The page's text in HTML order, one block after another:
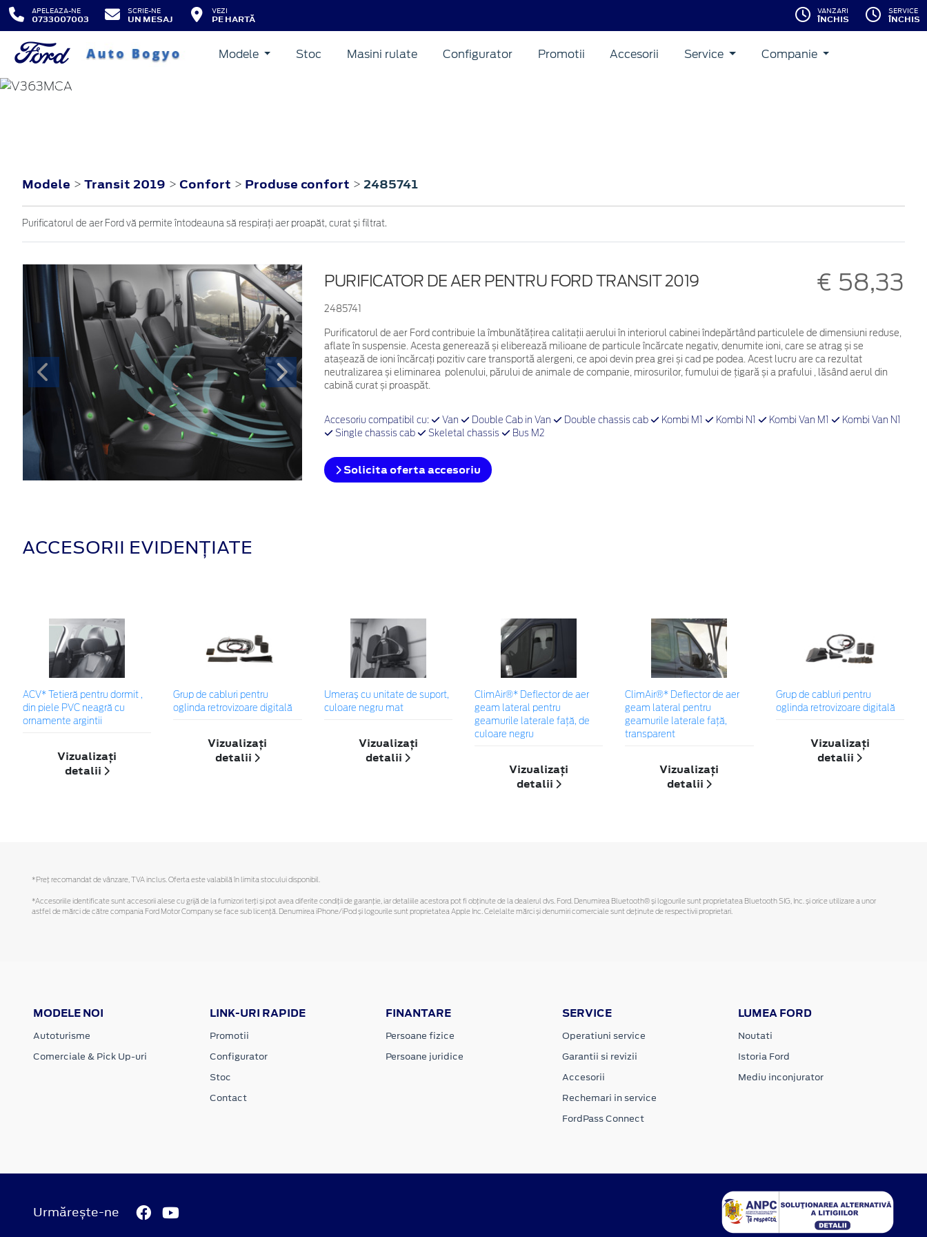
APELEAZA-NE
0733007003
SCRIE-NE
UN MESAJ
VEZI
PE HARTĂ
VANZARI
ÎNCHIS
SERVICE
ÎNCHIS
Modele Stoc Masini rulate Configurator Promotii Accesorii Service Companie
TRANSIT
Modele > Transit 2019 > Confort > Produse confort > 2485741
Purificatorul de aer Ford vă permite întodeauna să respirați aer proapăt, curat și filtrat.
PURIFICATOR DE AER PENTRU FORD TRANSIT 2019
2485741
€ 58,33
Purificatorul de aer Ford contribuie la îmbunătățirea calitații aerului în interiorul cabinei îndepărtând particulele de dimensiuni reduse,
aflate în suspensie. Acesta generează și eliberează milioane de particule încărcate negativ, denumite ioni, care se atrag și se
atașează de ioni încărcați pozitiv care transportă alergeni, ce apoi devin prea grei și cad pe podea. Acest lucru are ca rezultat
neutralizarea și eliminarea polenului, părului de animale de companie, mirosurilor, fumului de țigară și a prafului , lăsând aerul din
cabină curat și proaspăt.
Accesoriu compatibil cu: Van Double Cab in Van Double chassis cab Kombi M1 Kombi N1 Kombi Van M1
Kombi Van N1
Single chassis cab
Skeletal chassis Bus M2
Solicita oferta accesoriu
ACCESORII EVIDENȚIATE
ACV* Tetieră pentru dormit ,
din piele PVC neagră cu
ornamente argintii
Vizualizați
detalii
Grup de cabluri pentru
oglinda retrovizoare digitală
Vizualizați
detalii
Umeraș cu unitate de suport,
culoare negru mat
Vizualizați
detalii
ClimAir®* Deflector de aer
geam lateral pentru
geamurile laterale faţă, de
culoare negru
Vizualizați
detalii
ClimAir®* Deflector de aer
geam lateral pentru
geamurile laterale faţă,
transparent
Vizualizați
detalii
Grup de cabluri pentru
oglinda retrovizoare digitală
Vizualizați
detalii
*Preţ recomandat de vânzare, TVA inclus. Oferta este valabilă în limita stocului disponibil.
*Accesoriile identificate sunt accesorii alese cu grijă de la furnizori terți și pot avea diferite condiții de garanție, iar detaliile acestora pot fi obținute de la dealerul dvs. Ford. Denumirea Bluetooth® și logourile sunt proprietatea Bluetooth SIG, Inc. și orice utilizare a unor
astfel de mărci de către compania Ford Motor Company se face sub licență. Denumirea iPhone/iPod și logourile sunt proprietatea Apple Inc. Celelalte mărci și denumiri comerciale sunt deținute de respectivii proprietari.
MODELE NOI
Autoturisme
Comerciale & Pick Up-uri
LINK-URI RAPIDE
Promotii
Configurator
Stoc
Contact
FINANTARE
Persoane fizice
Persoane juridice
SERVICE
Operatiuni service
Garantii si revizii
Accesorii
Rechemari in service
FordPass Connect
LUMEA FORD
Noutati
Istoria Ford
Mediu inconjurator
Urmărește-ne